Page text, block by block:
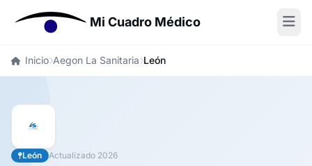
Mi Cuadro Médico
Inicio Aegon La Sanitaria León
León Actualizado 2026